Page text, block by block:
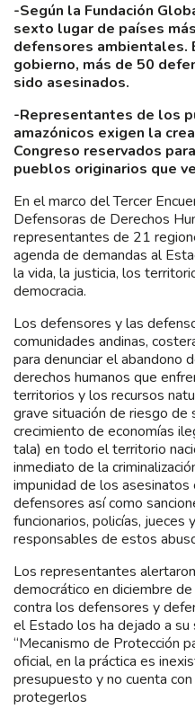
-Según la Fundación
sexto lugar de países
defensores ambientales.
gobierno, más de 50
sido asesinados.
-Representantes de los
amazónicos exigen la
Congreso reservados
pueblos originarios que
En el marco del Tercer
Defensoras de Derechos
representantes de 21
agenda de demandas al
la vida, la justicia, los
democracia.
Los defensores y las
comunidades andinas,
para denunciar el abandono
derechos humanos que
territorios y los recursos
grave situación de riesgo de
crecimiento de economías
tala) en todo el territorio
inmediato de la
impunidad de los
defensores así como
funcionarios, policías, jueces
responsables de estos
Los representantes
democrático en diciembre
contra los defensores y
el Estado los ha dejado a
“Mecanismo de Protección
oficial, en la práctica es
presupuesto y no cuenta
protegerlos